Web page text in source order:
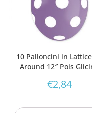
10 Palloncini in
Around 12″ Pois
€2,84